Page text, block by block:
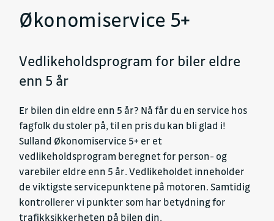
Økonomiservice 5+
Vedlikeholdsprogram for biler eldre
enn 5 år
Er bilen din eldre enn 5 år? Nå får du en service hos
fagfolk du stoler på, til en pris du kan bli glad i!
Sulland Økonomiservice 5+ er et
vedlikeholdsprogram beregnet for person- og
varebiler eldre enn 5 år. Vedlikeholdet inneholder
de viktigste servicepunktene på motoren. Samtidig
kontrollerer vi punkter som har betydning for
trafikksikkerheten på bilen din.